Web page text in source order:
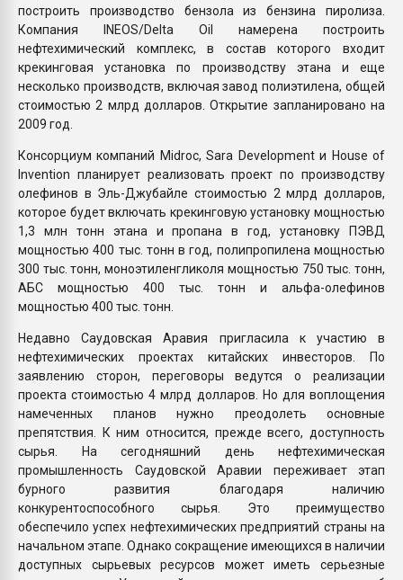
построить производство бензола из бензина пиролиза.
Компания INEOS/Delta Oil намерена построить
нефтехимический комплекс, в состав которого входит
крекинговая установка по производству этана и еще
несколько производств, включая завод полиэтилена, общей
стоимостью 2 млрд долларов. Открытие запланировано на
2009 год.
Консорциум компаний Midroc, Sara Development и House of
Invention планирует реализовать проект по производству
олефинов в Эль-Джубайле стоимостью 2 млрд долларов,
которое будет включать крекинговую установку мощностью
1,3 млн тонн этана и пропана в год, установку ПЭВД
мощностью 400 тыс. тонн в год, полипропилена мощностью
300 тыс. тонн, моноэтиленгликоля мощностью 750 тыс. тонн,
АБС мощностью 400 тыс. тонн и альфа-олефинов
мощностью 400 тыс. тонн.
Недавно Саудовская Аравия пригласила к участию в
нефтехимических проектах китайских инвесторов. По
заявлению сторон, переговоры ведутся о реализации
проекта стоимостью 4 млрд долларов. Но для воплощения
намеченных планов нужно преодолеть основные
препятствия. К ним относится, прежде всего, доступность
сырья. На сегодняшний день нефтехимическая
промышленность Саудовской Аравии переживает этап
бурного развития благодаря наличию
конкурентоспособного сырья. Это преимущество
обеспечило успех нефтехимических предприятий страны на
начальном этапе. Однако сокращение имеющихся в наличии
доступных сырьевых ресурсов может иметь серьезные